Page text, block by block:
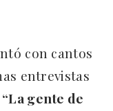
con cantos
entrevistas
“La gente de